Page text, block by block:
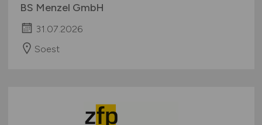
BS Menzel GmbH
31.07.2026
Soest